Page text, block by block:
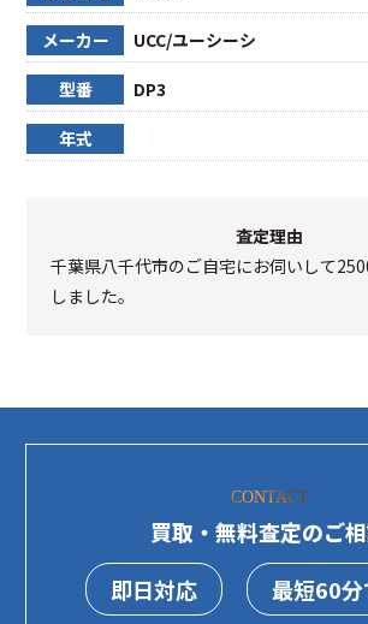
メーカー UCC/ユーシーシ
型番 DP3
年式
査定理由
千葉県八千代市のご自宅にお伺いして
しました。
CONTACT
買取・無料査定のご
即日対応
最短60